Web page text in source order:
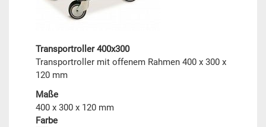
Transportroller 400x300
Transportroller mit offenem Rahmen 400 x 300 x
120 mm
Maße
400 x 300 x 120 mm
Farbe